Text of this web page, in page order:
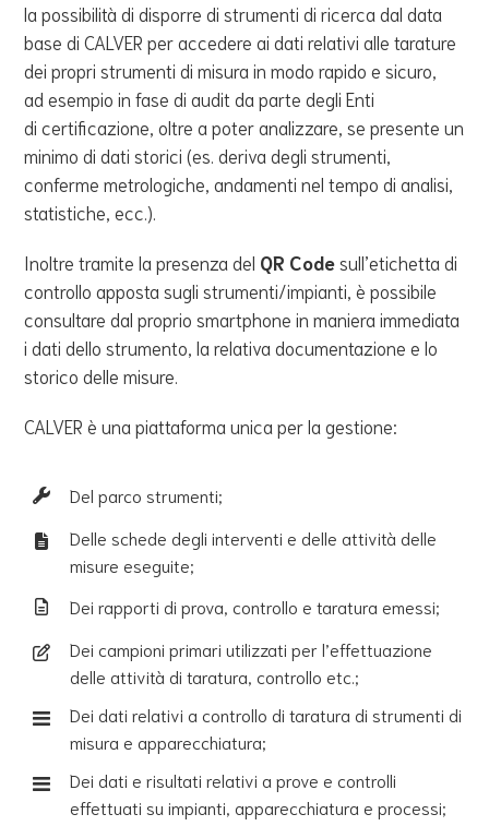
la possibilità di disporre di strumenti di ricerca dal data
base di CALVER per accedere ai dati relativi alle tarature
dei propri strumenti di misura in modo rapido e sicuro,
ad esempio in fase di audit da parte degli Enti
di certificazione, oltre a poter analizzare, se presente un
minimo di dati storici (es. deriva degli strumenti,
conferme metrologiche, andamenti nel tempo di analisi,
statistiche, ecc.).
Inoltre tramite la presenzadel QR Codesull’etichetta di
controllo apposta sugli strumenti/impianti, è possibile
consultare dal proprio smartphone in maniera immediata
i dati dello strumento, la relativa documentazione e lo
storico delle misure.
CALVER è una piattaforma unica per la gestione:
Del parco strumenti;
Delle schede degli interventi e delle attività delle
misure eseguite;
Dei rapporti di prova, controllo e taratura emessi;
Dei campioni primari utilizzati per l’effettuazione
delle attività di taratura, controllo etc.;
Dei dati relativi a controllo di taratura di strumenti di
misura e apparecchiatura;
Dei dati e risultati relativi a prove e controlli
effettuati su impianti, apparecchiatura e processi;